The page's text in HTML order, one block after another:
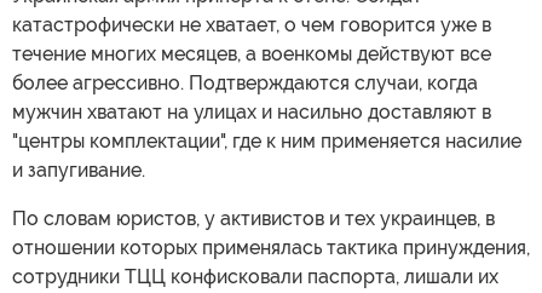
катастрофически не хватает, о чем говорится уже в
течение многих месяцев, а военкомы действуют все
более агрессивно. Подтверждаются случаи, когда
мужчин хватают на улицах и насильно доставляют в
"центры комплектации", где к ним применяется насилие
и запугивание.
По словам юристов, у активистов и тех украинцев, в
отношении которых применялась тактика принуждения,
сотрудники ТЦЦ конфисковали паспорта, лишали их